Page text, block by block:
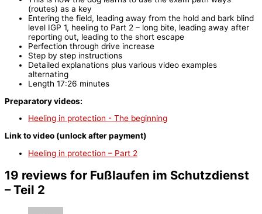
(routes) as a key
Entering the field, leading away from the hold and bark blind
level IGP 1, heeling to Part 2 – long bite, leading away after
reporting out, leading to the short escape
Perfection through drive increase
Step by step instructions
Detailed explanations plus various video examples
alternating
Length 17:26 minutes
Preparatory videos:
Heeling in protection - The beginning
Link to video (unlock after payment)
Heeling in protection – Part 2
19 reviews for Fußlaufen im Schutzdienst
– Teil 2